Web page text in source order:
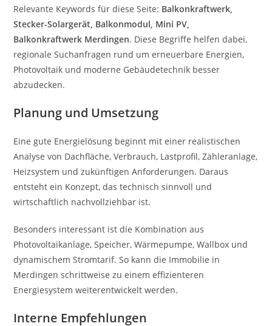
Relevante Keywords für diese Seite: Balkonkraftwerk,
Stecker-Solargerät, Balkonmodul, Mini PV,
Balkonkraftwerk Merdingen. Diese Begriffe helfen dabei,
regionale Suchanfragen rund um erneuerbare Energien,
Photovoltaik und moderne Gebäudetechnik besser
abzudecken.
Planung und Umsetzung
Eine gute Energielösung beginnt mit einer realistischen
Analyse von Dachfläche, Verbrauch, Lastprofil, Zähleranlage,
Heizsystem und zukünftigen Anforderungen. Daraus
entsteht ein Konzept, das technisch sinnvoll und
wirtschaftlich nachvollziehbar ist.
Besonders interessant ist die Kombination aus
Photovoltaikanlage, Speicher, Wärmepumpe, Wallbox und
dynamischem Stromtarif. So kann die Immobilie in
Merdingen schrittweise zu einem effizienteren
Energiesystem weiterentwickelt werden.
Interne Empfehlungen